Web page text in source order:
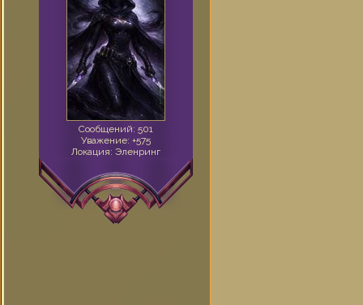
Сообщений: 501
Уважение: +575
Локация: Эленринг